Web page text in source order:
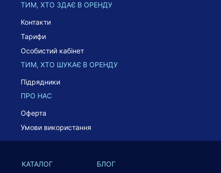
ТИМ, ХТО ЗДАЄ В ОРЕНДУ
Контакти
Тарифи
Особистий кабінет
ТИМ, ХТО ШУКАЄ В ОРЕНДУ
Підрядники
ПРО НАС
Оферта
Умови використання
КАТАЛОГ БЛОГ